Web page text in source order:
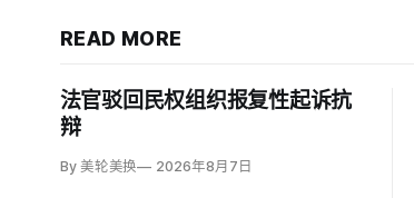
READ MORE
法官驳回民权组织报复性起诉抗
辩
By 美轮美换 2026年8月7日